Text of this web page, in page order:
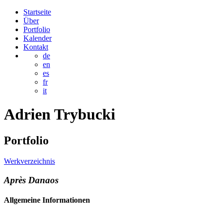
Startseite
Über
Portfolio
Kalender
Kontakt
de
en
es
fr
it
AdrienTrybucki
Portfolio
Werkverzeichnis
Après Danaos
Allgemeine Informationen